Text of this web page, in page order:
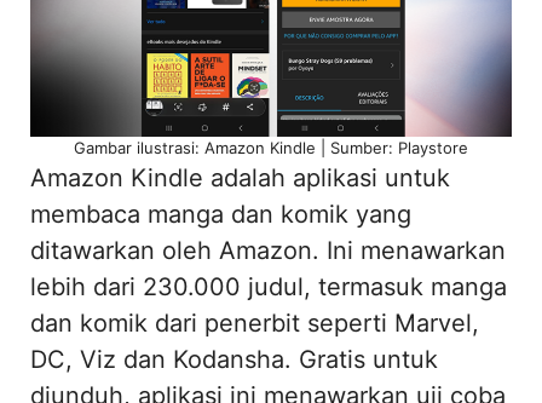
Gambar ilustrasi: Amazon Kindle | Sumber: Playstore
Amazon Kindle adalah aplikasi untuk
membaca manga dan komik yang
ditawarkan oleh Amazon. Ini menawarkan
lebih dari 230.000 judul, termasuk manga
dan komik dari penerbit seperti Marvel,
DC, Viz dan Kodansha. Gratis untuk
diunduh, aplikasi ini menawarkan uji coba